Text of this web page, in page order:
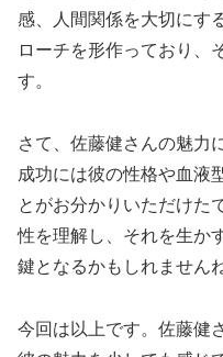
感、人間関係を大切にす
ローチを形作っており、
す。
さて、佐藤健さんの魅力
成功には彼の性格や血液
とがお分かりいただけた
性を理解し、それを生か
鍵となるかもしれませんね
今回は以上です。佐藤健